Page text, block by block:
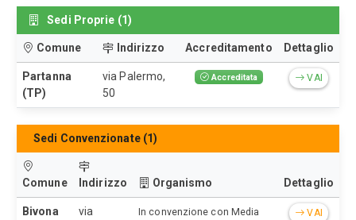
Sedi Proprie (1)
Comune Indirizzo Accreditamento Dettaglio
Partanna
(TP)
via Palermo,
50
Accreditata VAI
Sedi Convenzionate (1)
Comune Indirizzo Organismo Dettaglio
Bivona
via
In convenzione con Media
VAI